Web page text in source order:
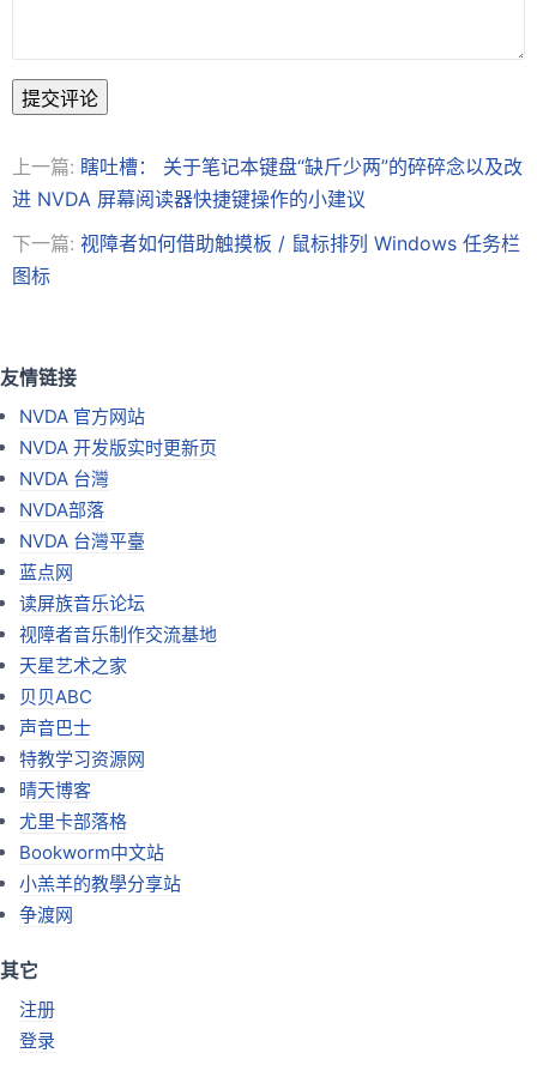
提交评论
上一篇: 瞎吐槽： 关于笔记本键盘“缺斤少两”的碎碎念以及改
进 NVDA 屏幕阅读器快捷键操作的小建议
下一篇: 视障者如何借助触摸板 / 鼠标排列 Windows 任务栏
图标
友情链接
NVDA 官方网站
NVDA 开发版实时更新页
NVDA 台灣
NVDA部落
NVDA 台灣平臺
蓝点网
读屏族音乐论坛
视障者音乐制作交流基地
天星艺术之家
贝贝ABC
声音巴士
特教学习资源网
晴天博客
尤里卡部落格
Bookworm中文站
小羔羊的教學分享站
争渡网
其它
注册
登录